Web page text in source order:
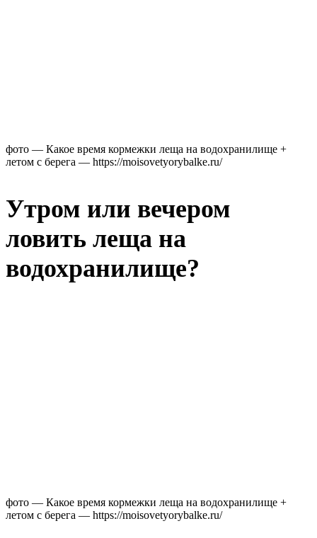
фото — Какое время кормежки леща на водохранилище +
летом с берега — https://moisovetyorybalke.ru/
Утром или вечером
ловить леща на
водохранилище?
фото — Какое время кормежки леща на водохранилище +
летом с берега — https://moisovetyorybalke.ru/